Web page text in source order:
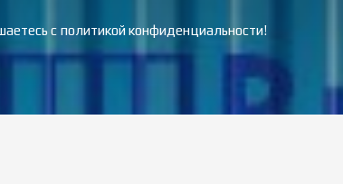
с политикой конфиденциальности!